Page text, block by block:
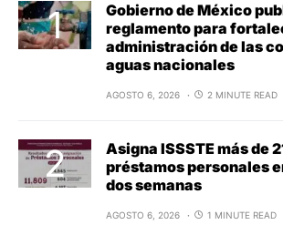
Gobierno de México
reglamento para
administración de las
aguas nacionales
AGOSTO 6, 2026 2 MINUTE READ
Asigna ISSSTE más de
préstamos personales
dos semanas
AGOSTO 6, 2026 1 MINUTE READ